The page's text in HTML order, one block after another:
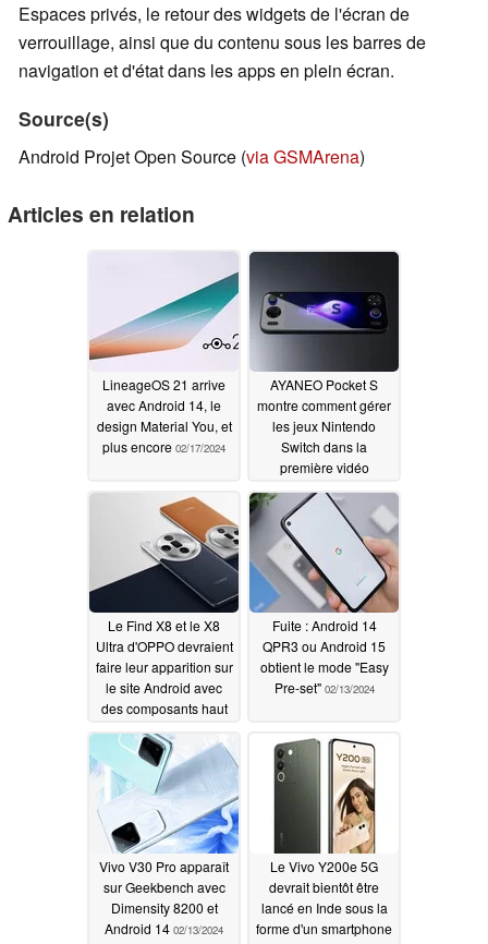
Espaces privés, le retour des widgets de l'écran de
verrouillage, ainsi que du contenu sous les barres de
navigation et d'état dans les apps en plein écran.
Source(s)
Android Projet Open Source (via GSMArena)
Articles en relation
LineageOS 21 arrive
avec Android 14, le
design Material You, et
plus encore 02/17/2024
AYANEO Pocket S
montre comment gérer
les jeux Nintendo
Switch dans la
première vidéo
indépendante sur
Android et les
performances de jeu
en émulation02/15/2024
Le Find X8 et le X8
Ultra d'OPPO devraient
faire leur apparition sur
le site Android avec
des composants haut
de gamme de dernière
génération02/15/2024
Fuite : Android 14
QPR3 ou Android 15
obtient le mode "Easy
Pre-set" 02/13/2024
Vivo V30 Pro apparaît
sur Geekbench avec
Dimensity 8200 et
Android 14 02/13/2024
Le Vivo Y200e 5G
devrait bientôt être
lancé en Inde sous la
forme d'un smartphone